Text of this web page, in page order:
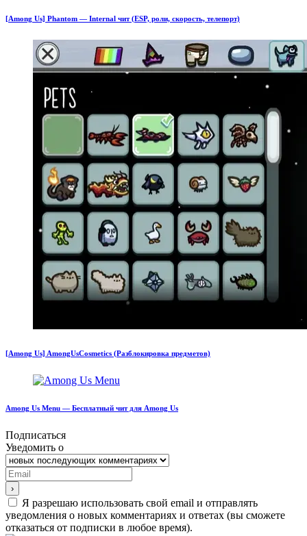
[Among Us] Phantom — Internal чит (ESP, роли, скорость, телепорт)
[Among Us] AmongUsCosmetics (Разблокировка предметов)
Among Us Menu — Бесплатный чит для Among Us
Подписаться
Уведомить о
Я разрешаю использовать свой email и отправлять
уведомления о новых комментариях и ответах (вы cможете
отказаться от подписки в любое время).